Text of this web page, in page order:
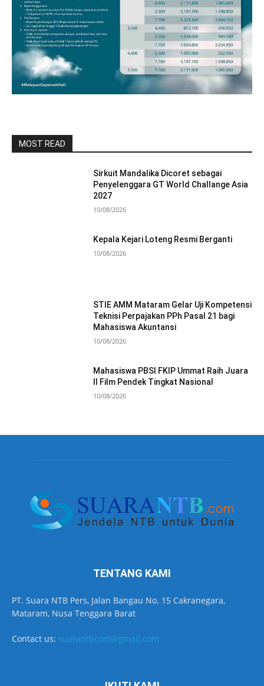
MOST READ
Sirkuit Mandalika Dicoret sebagai
Penyelenggara GT World Challange Asia
2027
10/08/2026
Kepala Kejari Loteng Resmi Berganti
10/08/2026
STIE AMM Mataram Gelar Uji Kompetensi
Teknisi Perpajakan PPh Pasal 21 bagi
Mahasiswa Akuntansi
10/08/2026
Mahasiswa PBSI FKIP Ummat Raih Juara
II Film Pendek Tingkat Nasional
10/08/2026
TENTANG KAMI
PT. Suara NTB Pers, Jalan Bangau No. 15 Cakranegara,
Mataram, Nusa Tenggara Barat
Contact us: suarantbcom@gmail.com